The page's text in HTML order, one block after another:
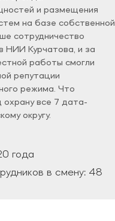
и размещения
на базе собственной
сотрудничество
НИИ Курчатова, и за
работы смогли
репутации
режима. Что
охрану все 7 дата-
округу.
года
в смену: 48